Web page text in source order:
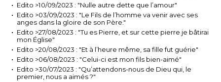
Edito >10/09/2023 : "Nulle autre dette que l’amour"
Edito >03/09/2023 : "Le Fils de l’homme va venir avec ses
anges dans la gloire de son Père."
Edito >27/08/2023 : "Tu es Pierre, et sur cette pierre je bâtirai
mon Église"
Edito >20/08/2023 : "Et à l’heure même, sa fille fut guérie"
Edito >06/08/2023 : "Celui-ci est mon fils bien-aimé"
Edito >30/07/2023 : "Qu’attendons-nous de Dieu qui, le
premier, nous a aimés ?"